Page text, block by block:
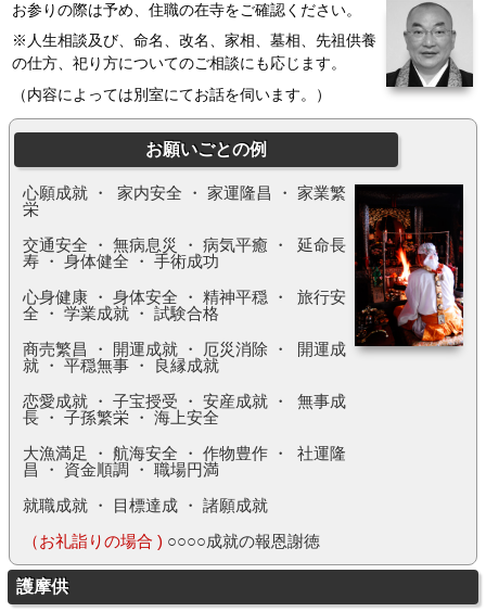
お参りの際は予め、住職の在寺をご確認ください。
※人生相談及び、命名、改名、家相、墓相、先祖供養
の仕方、祀り方についてのご相談にも応じます。
（内容によっては別室にてお話を伺います。）
お願いごとの例
心願成就 ・ 家内安全 ・ 家運隆昌 ・ 家業繁
栄
交通安全 ・ 無病息災 ・ 病気平癒 ・ 延命長
寿 ・ 身体健全 ・ 手術成功
心身健康 ・ 身体安全 ・ 精神平穏 ・ 旅行安
全 ・ 学業成就 ・ 試験合格
商売繁昌 ・ 開運成就 ・ 厄災消除 ・ 開運成
就 ・ 平穏無事 ・ 良縁成就
恋愛成就 ・ 子宝授受 ・ 安産成就 ・ 無事成
長 ・ 子孫繁栄 ・ 海上安全
大漁満足 ・ 航海安全 ・ 作物豊作 ・ 社運隆
昌 ・ 資金順調 ・ 職場円満
就職成就 ・ 目標達成 ・ 諸願成就
（お礼詣りの場合 ) ○○○○成就の報恩謝徳
護摩供